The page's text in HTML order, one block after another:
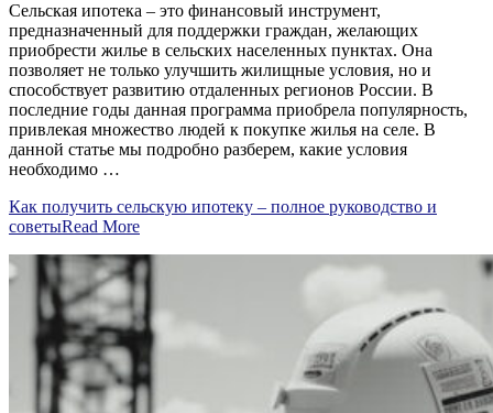
Сельская ипотека – это финансовый инструмент,
предназначенный для поддержки граждан, желающих
приобрести жилье в сельских населенных пунктах. Она
позволяет не только улучшить жилищные условия, но и
способствует развитию отдаленных регионов России. В
последние годы данная программа приобрела популярность,
привлекая множество людей к покупке жилья на селе. В
данной статье мы подробно разберем, какие условия
необходимо …
Как получить сельскую ипотеку – полное руководство и
советыRead More